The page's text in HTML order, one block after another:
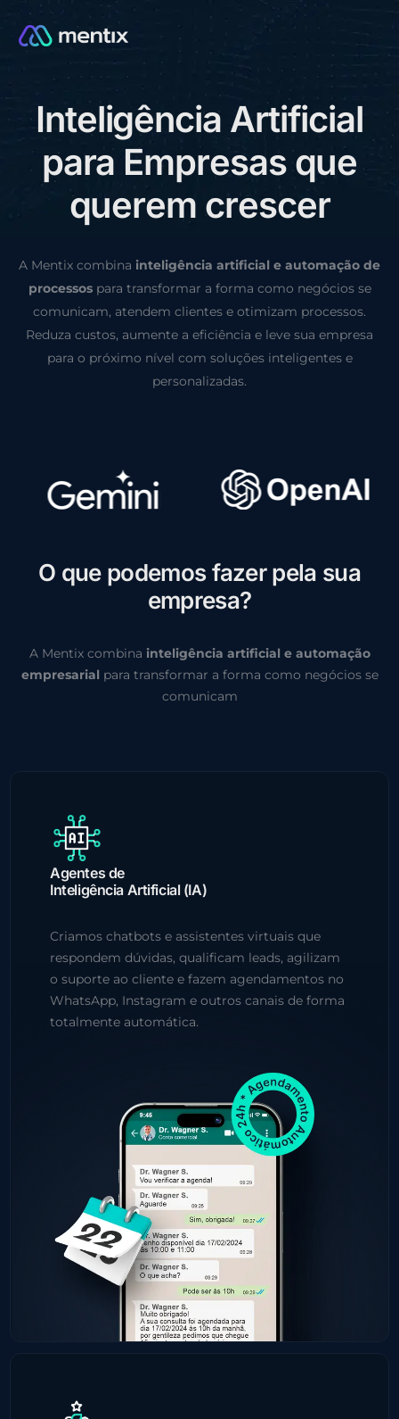
Inteligência Artificial
para Empresas que
querem crescer
A Mentix combina inteligência artificial e automação de
processospara transformar a forma como negócios se
comunicam, atendem clientes e otimizam processos.
Reduza custos, aumente a eficiência e leve sua empresa
para o próximo nível com soluções inteligentes e
personalizadas.
O que podemos fazer pela sua
empresa?
A Mentix combina inteligência artificial e automação
empresarial para transformar a forma como negócios se
comunicam
Agentes de
Inteligência Artificial (IA)
Criamos chatbots e assistentes virtuais que
respondem dúvidas, qualificam leads, agilizam
o suporte ao cliente e fazem agendamentos no
WhatsApp, Instagram e outros canais de forma
totalmente automática.
CONSULTORIA GRÁTIS